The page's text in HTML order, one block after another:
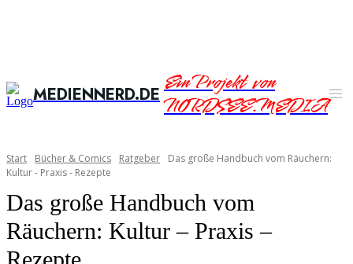
MEDIENNERD.DEEin Projekt von
NORDSEE.MEDIA
Start Bücher & Comics Ratgeber
Das große Handbuch vom Räuchern:
Kultur - Praxis - Rezepte
Das große Handbuch vom
Räuchern: Kultur – Praxis –